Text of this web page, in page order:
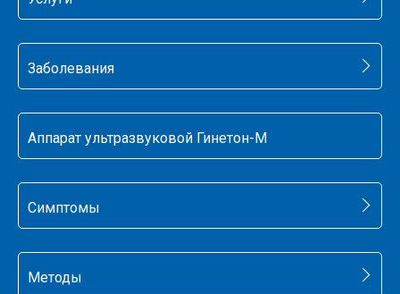
Заболевания
Аппарат ультразвуковой Гинетон-М
Симптомы
Методы